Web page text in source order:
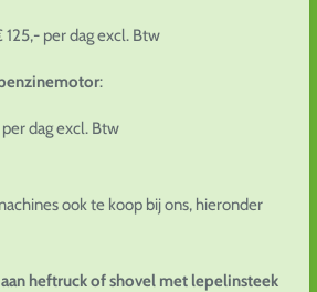
per dag excl. Btw
:
dag excl. Btw
ook te koop bij ons, hieronder
heftruck of shovel met lepelinsteek